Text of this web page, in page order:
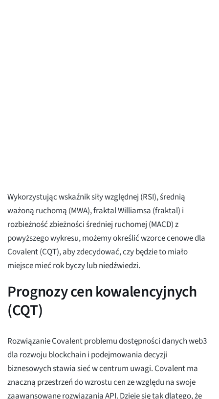
Wykorzystując wskaźnik siły względnej (RSI), średnią
ważoną ruchomą (MWA), fraktal Williamsa (fraktal) i
rozbieżność zbieżności średniej ruchomej (MACD) z
powyższego wykresu, możemy określić wzorce cenowe dla
Covalent (CQT), aby zdecydować, czy będzie to miało
miejsce mieć rok byczy lub niedźwiedzi.
Prognozy cen kowalencyjnych
(CQT)
Rozwiązanie Covalent problemu dostępności danych web3
dla rozwoju blockchain i podejmowania decyzji
biznesowych stawia sieć w centrum uwagi. Covalent ma
znaczną przestrzeń do wzrostu cen ze względu na swoje
zaawansowane rozwiązania API. Dzieje się tak dlatego, że